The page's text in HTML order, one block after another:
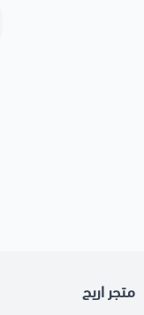
متجر اريج